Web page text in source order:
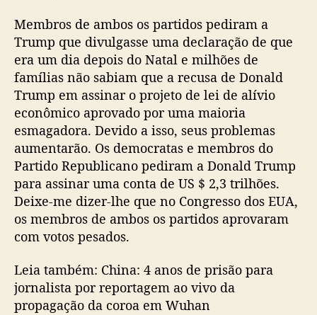
Membros de ambos os partidos pediram a
Trump que divulgasse uma declaração de que
era um dia depois do Natal e milhões de
famílias não sabiam que a recusa de Donald
Trump em assinar o projeto de lei de alívio
econômico aprovado por uma maioria
esmagadora. Devido a isso, seus problemas
aumentarão. Os democratas e membros do
Partido Republicano pediram a Donald Trump
para assinar uma conta de US $ 2,3 trilhões.
Deixe-me dizer-lhe que no Congresso dos EUA,
os membros de ambos os partidos aprovaram
com votos pesados.
Leia também: China: 4 anos de prisão para
jornalista por reportagem ao vivo da
propagação da coroa em Wuhan